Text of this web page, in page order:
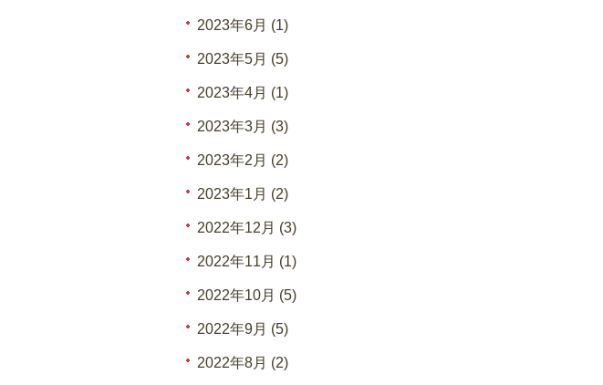
2023年6月 (1)
2023年5月 (5)
2023年4月 (1)
2023年3月 (3)
2023年2月 (2)
2023年1月 (2)
2022年12月 (3)
2022年11月 (1)
2022年10月 (5)
2022年9月 (5)
2022年8月 (2)